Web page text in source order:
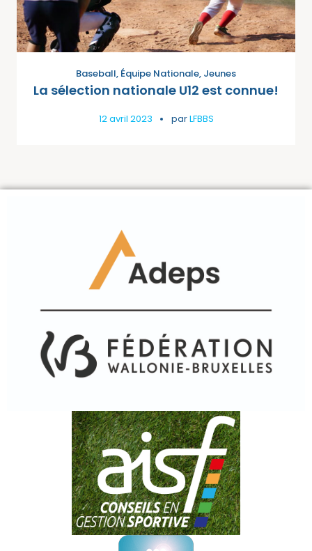
Baseball, Équipe Nationale, Jeunes
La sélection nationale U12 est connue!
12 avril 2023 parLFBBS